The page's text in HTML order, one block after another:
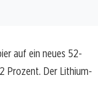
auf ein neues 52-
Prozent. Der Lithium-